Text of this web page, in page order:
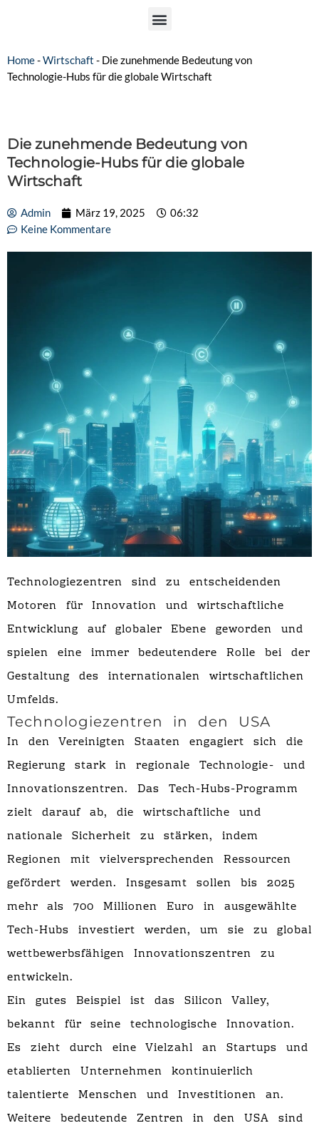
Home-Wirtschaft - Die zunehmende Bedeutung von
Technologie-Hubs für die globale Wirtschaft
Die zunehmende Bedeutung von
Technologie-Hubs für die globale
Wirtschaft
Admin März 19, 2025
06:32
Keine Kommentare
Technologiezentren sind zu entscheidenden
Motoren für Innovation und wirtschaftliche
Entwicklung auf globaler Ebene geworden und
spielen eine immer bedeutendere Rolle bei der
Gestaltung des internationalen wirtschaftlichen
Umfelds.
Technologiezentren in den USA
In den Vereinigten Staaten engagiert sich die
Regierung stark in regionale Technologie- und
Innovationszentren. Das Tech-Hubs-Programm
zielt darauf ab, die wirtschaftliche und
nationale Sicherheit zu stärken, indem
Regionen mit vielversprechenden Ressourcen
gefördert werden. Insgesamt sollen bis 2025
mehr als 700 Millionen Euro in ausgewählte
Tech-Hubs investiert werden, um sie zu global
wettbewerbsfähigen Innovationszentren zu
entwickeln.
Ein gutes Beispiel ist das Silicon Valley,
bekannt für seine technologische Innovation.
Es zieht durch eine Vielzahl an Startups und
etablierten Unternehmen kontinuierlich
talentierte Menschen und Investitionen an.
Weitere bedeutende Zentren in den USA sind